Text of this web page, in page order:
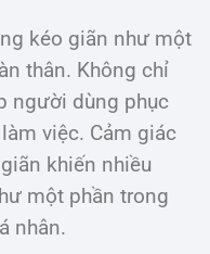
kéo giãn như một
thân. Không chỉ
người dùng phục
việc. Cảm giác
khiến nhiều
một phần trong
nhân.